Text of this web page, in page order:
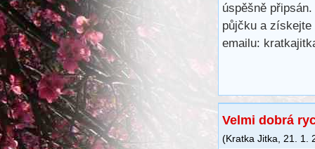
úspěšně
půjčku a získejte
emailu:
Velmi dobrá
(Kratka Jitka 21. 1.